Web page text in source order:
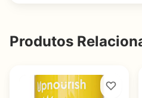
Produtos